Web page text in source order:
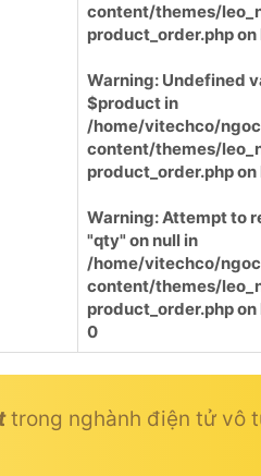
content/themes/
product_order.phpon
Warning: Undefined
$product in
/home/vitechco/
content/themes/
product_order.phpon
Warning: Attempt to
"qty" on null in
/home/vitechco/
content/themes/
product_order.phpon
0
trong nghành điện tử vô